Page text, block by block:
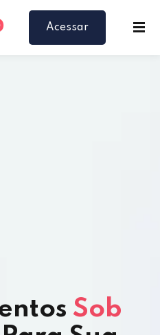
Acessar
Sob